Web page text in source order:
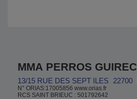
MMA PERROS GUIREC
13/15 RUE DES SEPT ILES 22700
N° ORIAS:17005856 www.orias.fr
RCS SAINT BRIEUC : 501792642